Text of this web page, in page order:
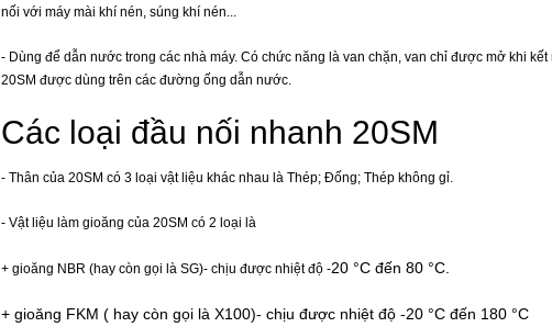
nối với máy mài khí nén, súng khí nén...
- Dùng để dẫn nước trong các nhà máy. Có chức năng là van chặn, van chỉ được mở khi
20SM được dùng trên các đường ống dẫn nước.
Các loại đầu nối nhanh 20SM
- Thân của 20SM có 3 loại vật liệu khác nhau là Thép; Đống; Thép không gỉ.
- Vật liệu làm gioăng của 20SM có 2 loại là
+ gioăng NBR (hay còn gọi là SG)- chịu được nhiệt độ -20 °C đến 80 °C.
+ gioăng FKM ( hay còn gọi là X100)- chịu được nhiệt độ -20 °C đến 180 °C